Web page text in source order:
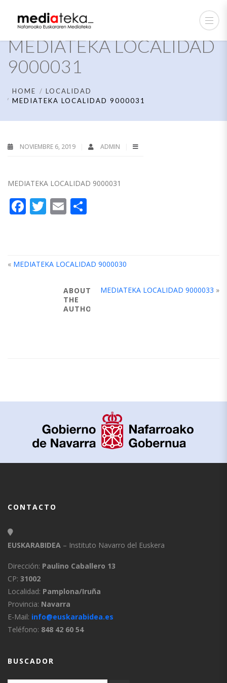
MEDIATEKA LOCALIDAD
9000031
HOME
LOCALIDAD
MEDIATEKA LOCALIDAD 9000031
NOVIEMBRE 6, 2019 ADMIN
MEDIATEKA LOCALIDAD 9000031
Facebook
Twitter
Email
« MEDIATEKA LOCALIDAD 9000030
MEDIATEKA LOCALIDAD 9000033 »
ABOUT
THE
AUTHOR
CONTACTO
EUSKARABIDEA – Instituto Navarro del Euskera
Dirección: Paulino Caballero 13
CP: 31002
Localidad: Pamplona/Iruña
Provincia: Navarra
E-Mail: info@euskarabidea.es
Teléfono: 848 42 60 54
BUSCADOR